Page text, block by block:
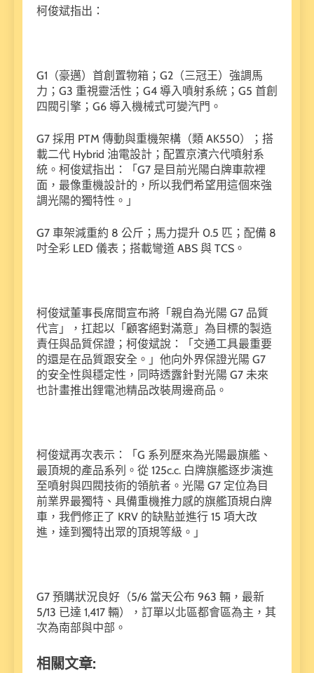
柯俊斌指出：
G1（豪邁）首創置物箱；G2（三冠王）強調馬
力；G3 重視靈活性；G4 導入噴射系統；G5 首創
四閥引擎；G6 導入機械式可變汽門。
G7 採用 PTM 傳動與重機架構（類 AK550）；搭
載二代 Hybrid 油電設計；配置京濱六代噴射系
統。柯俊斌指出：「G7 是目前光陽白牌車款裡
面，最像重機設計的，所以我們希望用這個來強
調光陽的獨特性。」
G7 車架減重約 8 公斤；馬力提升 0.5 匹；配備 8
吋全彩 LED 儀表；搭載彎道 ABS 與 TCS。
柯俊斌董事長席間宣布將「親自為光陽 G7 品質
代言」，扛起以「顧客絕對滿意」為目標的製造
責任與品質保證；柯俊斌說：「交通工具最重要
的還是在品質跟安全。」他向外界保證光陽 G7
的安全性與穩定性，同時透露針對光陽 G7 未來
也計畫推出鋰電池精品改裝周邊商品。
柯俊斌再次表示：「G 系列歷來為光陽最旗艦、
最頂規的產品系列。從 125c.c. 白牌旗艦逐步演進
至噴射與四閥技術的領航者。光陽 G7 定位為目
前業界最獨特、具備重機推力感的旗艦頂規白牌
車，我們修正了 KRV 的缺點並進行 15 項大改
進，達到獨特出眾的頂規等級。」
G7 預購狀況良好（5/6 當天公布 963 輛，最新
5/13 已達 1,417 輛），訂單以北區都會區為主，其
次為南部與中部。
相關文章: